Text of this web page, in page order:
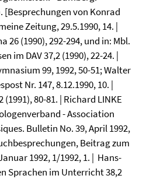
[Besprechungen von Konrad
Zeitung, 29.5.1990, 14. |
26 (1990), 292-294, und in: Mbl.
im DAV 37,2 (1990), 22-24. |
99, 1992, 50-51; Walter
Nr. 147, 8.12.1990, 10. |
(1991), 80-81. | Richard LINKE
- Association
Bulletin No. 39, April 1992,
Beitrag zum
1992, 1/1992, 1. | Hans-
Sprachen im Unterricht 38,2